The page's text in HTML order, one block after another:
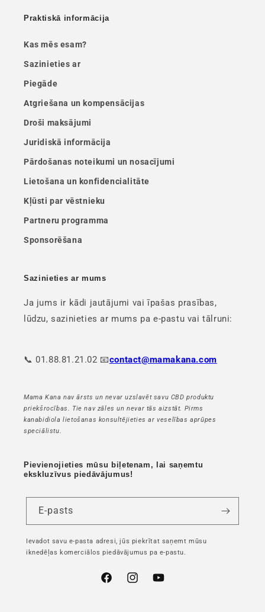
Praktiskā informācija
Kas mēs esam?
Sazinieties ar
Piegāde
Atgriešana un kompensācijas
Droši maksājumi
Juridiskā informācija
Pārdošanas noteikumi un nosacījumi
Lietošana un konfidencialitāte
Kļūsti par vēstnieku
Partneru programma
Sponsorēšana
Sazinieties ar mums
Ja jums ir kādi jautājumi vai īpašas prasības,
lūdzu, sazinieties ar mums pa e-pastu vai tālruni:
📞 01.88.81.21.02 📧contact@mamakana.com
Mama Kana nav ārsts un nevar uzslavēt savu CBD produktu
priekšrocības. Tie nav zāles un nevar tās aizstāt. Pirms
kanabidiola lietošanas konsultējieties ar veselības aprūpes
speciālistu.
Pievienojieties mūsu biļetenam, lai saņemtu
ekskluzīvus piedāvājumus!
E-pasts
Ievadot savu e-pasta adresi, jūs piekrītat saņemt mūsu
iknedēļas komerciālos piedāvājumus pa e-pastu.
FacebookInstagramYouTube